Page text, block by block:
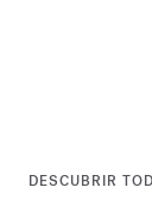
DESCUBRIR